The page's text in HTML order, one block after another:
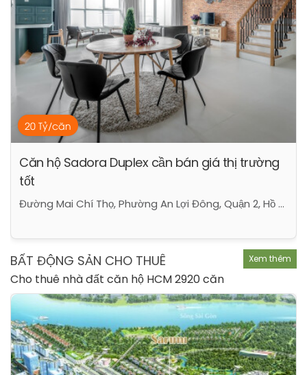
20 Tỷ/căn
Căn hộ Sadora Duplex cần bán giá thị trường
tốt
Đường Mai Chí Thọ, Phường An Lợi Đông, Quận 2, Hồ Chí Minh
BẤT ĐỘNG SẢN CHO THUÊ
Cho thuê nhà đất căn hộ HCM 2920 căn
Xem thêm